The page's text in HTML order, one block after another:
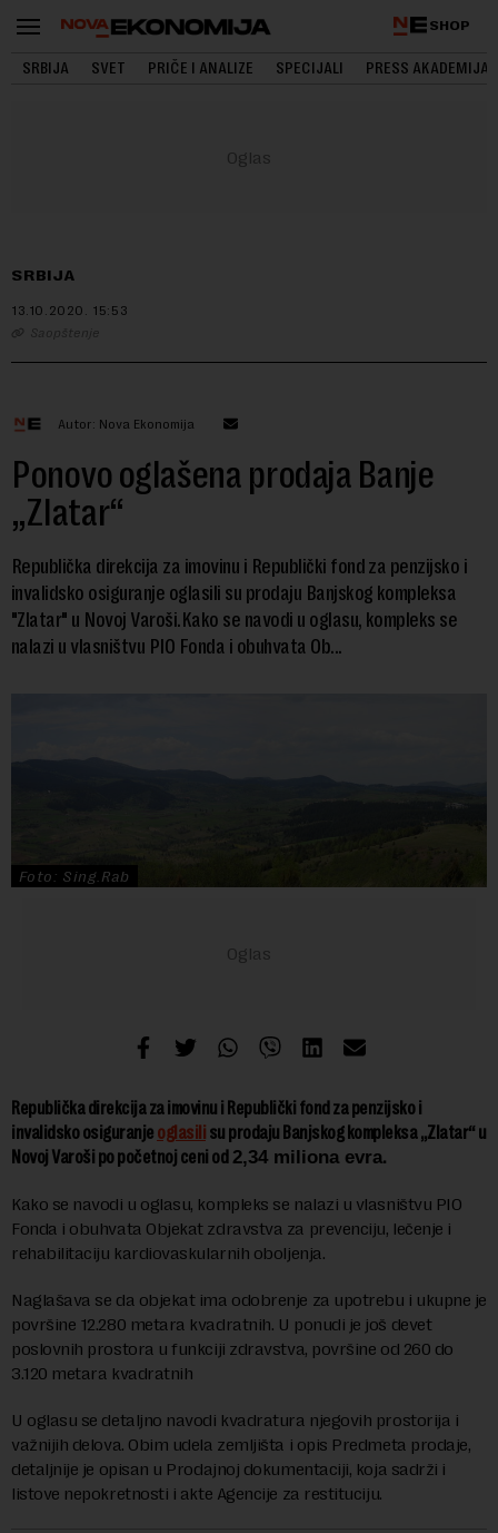
SHOP
SRBIJA SVET PRIČE I ANALIZE SPECIJALI PRESS AKADEMIJA
SRBIJA
13.10.2020. 15:53
Saopštenje
Autor: Nova Ekonomija
Ponovo oglašena prodaja Banje
„Zlatar“
Republička direkcija za imovinu i Republički fond za penzijsko i
invalidsko osiguranje oglasili su prodaju Banjskog kompleksa
"Zlatar" u Novoj Varoši.Kako se navodi u oglasu, kompleks se
nalazi u vlasništvu PIO Fonda i obuhvata Ob...
Foto: Sing.Rab
Republička direkcija za imovinu i Republički fond za penzijsko i
invalidsko osiguranje oglasili su prodaju Banjskog kompleksa „Zlatar“ u
Novoj Varoši po početnoj ceni od 2,34 miliona evra.
Kako se navodi u oglasu, kompleks se nalazi u vlasništvu PIO
Fonda i obuhvata Objekat zdravstva za prevenciju, lečenje i
rehabilitaciju kardiovaskularnih oboljenja.
Naglašava se da objekat ima odobrenje za upotrebu i ukupne je
površine 12.280 metara kvadratnih. U ponudi je još devet
poslovnih prostora u funkciji zdravstva, površine od 260 do
3.120 metara kvadratnih
U oglasu se detaljno navodi kvadratura njegovih prostorija i
važnijih delova. Obim udela zemljišta i opis Predmeta prodaje,
detaljnije je opisan u Prodajnoj dokumentaciji, koja sadrži i
listove nepokretnosti i akte Agencije za restituciju.